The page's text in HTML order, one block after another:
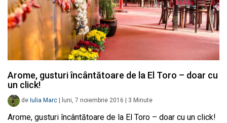
Arome, gusturi încântătoare de la El Toro – doar cu
un click!
de Iulia Marc luni, 7 noiembrie 2016 3 Minute
Arome, gusturi încântătoare de la El Toro – doar cu un click!